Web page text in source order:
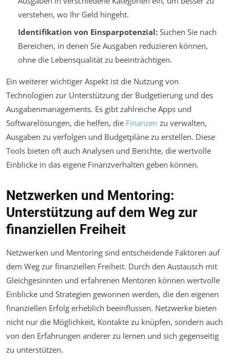
verstehen, wo Ihr Geld hingeht.
Identifikation von Einsparpotenzial:Suchen Sie nach
Bereichen, in denen Sie Ausgaben reduzieren können,
ohne die Lebensqualität zu beeinträchtigen.
Ein weiterer wichtiger Aspekt ist die Nutzung von
Technologien zur Unterstützung der Budgetierung und des
Ausgabenmanagements. Es gibt zahlreiche Apps und
Softwarelösungen, die helfen, die Finanzen zu verwalten,
Ausgaben zu verfolgen und Budgetpläne zu erstellen. Diese
Tools bieten oft auch Analysen und Berichte, die wertvolle
Einblicke in das eigene Finanzverhalten geben können.
Netzwerken und Mentoring:
Unterstützung auf dem Weg zur
finanziellen Freiheit
Netzwerken und Mentoring sind entscheidende Faktoren auf
dem Weg zur finanziellen Freiheit. Durch den Austausch mit
Gleichgesinnten und erfahrenen Mentoren können wertvolle
Einblicke und Strategien gewonnen werden, die den eigenen
finanziellen Erfolg erheblich beeinflussen. Netzwerke bieten
nicht nur die Möglichkeit, Kontakte zu knüpfen, sondern auch
von den Erfahrungen anderer zu lernen und sich gegenseitig
zu unterstützen.